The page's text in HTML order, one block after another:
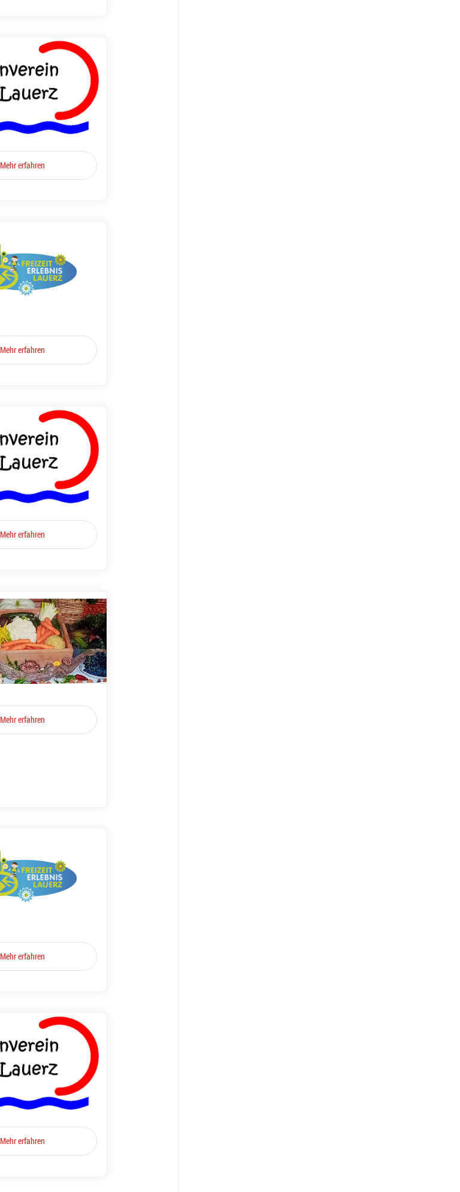
Mehr erfahren
Mehr erfahren
Mehr erfahren
Mehr erfahren
Mehr erfahren
Mehr erfahren